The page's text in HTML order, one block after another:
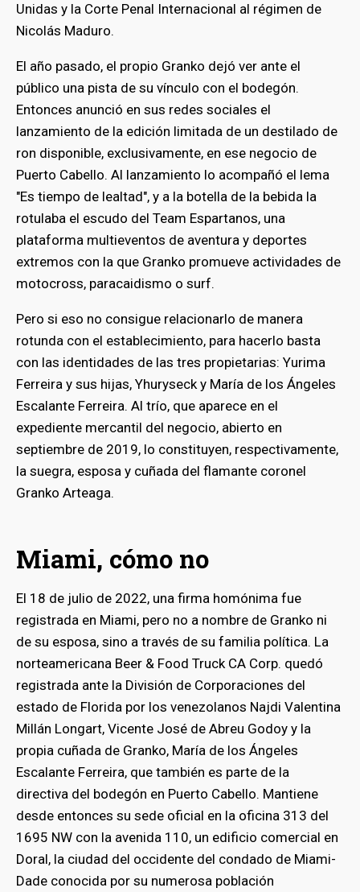
Unidas y la Corte Penal Internacional al régimen de
Nicolás Maduro.
El año pasado, el propio Granko dejó ver ante el
público una pista de su vínculo con el bodegón.
Entonces anunció en sus redes sociales el
lanzamiento de la edición limitada de un destilado de
ron disponible, exclusivamente, en ese negocio de
Puerto Cabello. Al lanzamiento lo acompañó el lema
"Es tiempo de lealtad", y a la botella de la bebida la
rotulaba el escudo del Team Espartanos, una
plataforma multieventos de aventura y deportes
extremos con la que Granko promueve actividades de
motocross, paracaidismo o surf.
Pero si eso no consigue relacionarlo de manera
rotunda con el establecimiento, para hacerlo basta
con las identidades de las tres propietarias: Yurima
Ferreira y sus hijas, Yhuryseck y María de los Ángeles
Escalante Ferreira. Al trío, que aparece en el
expediente mercantil del negocio, abierto en
septiembre de 2019, lo constituyen, respectivamente,
la suegra, esposa y cuñada del flamante coronel
Granko Arteaga.
Miami, cómo no
El 18 de julio de 2022, una firma homónima fue
registrada en Miami, pero no a nombre de Granko ni
de su esposa, sino a través de su familia política. La
norteamericana Beer & Food Truck CA Corp. quedó
registrada ante la División de Corporaciones del
estado de Florida por los venezolanos Najdi Valentina
Millán Longart, Vicente José de Abreu Godoy y la
propia cuñada de Granko, María de los Ángeles
Escalante Ferreira, que también es parte de la
directiva del bodegón en Puerto Cabello. Mantiene
desde entonces su sede oficial en la oficina 313 del
1695 NW con la avenida 110, un edificio comercial en
Doral, la ciudad del occidente del condado de Miami-
Dade conocida por su numerosa población